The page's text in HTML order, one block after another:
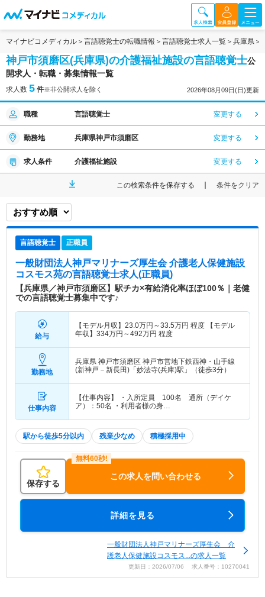
マイナビコメディカル 言語聴覚士の転職情報 言語聴覚士求人一覧 兵庫県
神戸市須磨区(兵庫県)の介護福祉施設の言語聴覚士公
開求人・転職・募集情報一覧
求人数 5 件※非公開求人を除く 2026年08月09日(日)更新
職種 言語聴覚士 変更する
勤務地 兵庫県神戸市須磨区 変更する
求人条件 介護福祉施設 変更する
この検索条件を保存する 条件をクリア
言語聴覚士 正職員
一般財団法人神戸マリナーズ厚生会 介護老人保健施設
コスモス苑の言語聴覚士求人(正職員)
【兵庫県／神戸市須磨区】駅チカ×有給消化率ほぼ100％｜老健
での言語聴覚士募集中です♪
給与
【モデル月収】 23.0万円～33.5万円 程度 【モデル
年収】 334万円～492万円 程度
勤務地
兵庫県 神戸市須磨区 神戸市営地下鉄西神・山手線
(新神戸－新長田)「妙法寺(兵庫)駅」（徒歩3分）
仕事内容
【仕事内容】 ・入所定員 100名 通所（デイケ
ア）：50名 ・利用者様の身…
駅から徒歩5分以内 残業少なめ 積極採用中
保存する
この求人を問い合わせる
詳細を見る
一般財団法人神戸マリナーズ厚生会 介
護老人保健施設コスモス...の求人一覧
更新日：2026/07/06 求人番号：10270041